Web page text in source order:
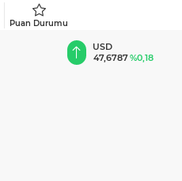
Puan Durumu
EUR
55,1254%0,32